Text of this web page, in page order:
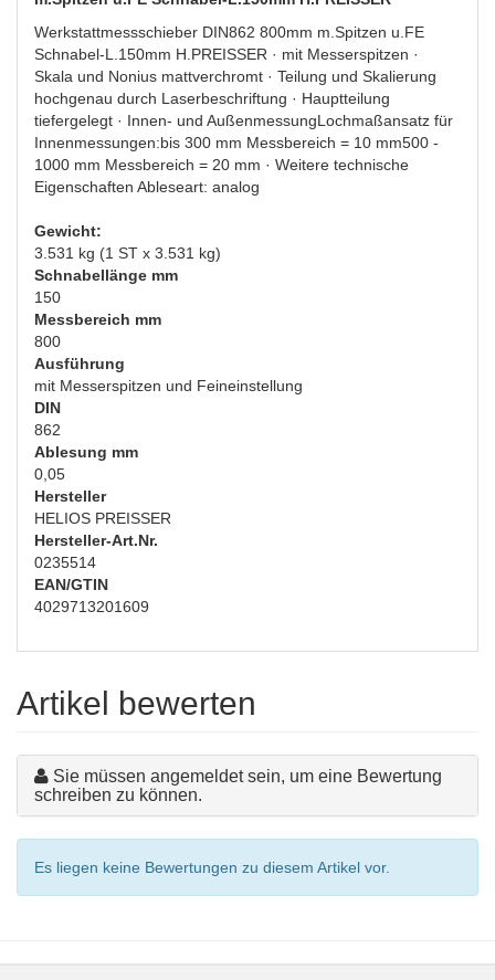
Werkstattmessschieber DIN862 800mm m.Spitzen u.FE
Schnabel-L.150mm H.PREISSER · mit Messerspitzen ·
Skala und Nonius mattverchromt · Teilung und Skalierung
hochgenau durch Laserbeschriftung · Hauptteilung
tiefergelegt · Innen- und AußenmessungLochmaßansatz für
Innenmessungen:bis 300 mm Messbereich = 10 mm500 -
1000 mm Messbereich = 20 mm · Weitere technische
Eigenschaften Ableseart: analog
Gewicht:
3.531 kg (1 ST x 3.531 kg)
Schnabellänge mm
150
Messbereich mm
800
Ausführung
mit Messerspitzen und Feineinstellung
DIN
862
Ablesung mm
0,05
Hersteller
HELIOS PREISSER
Hersteller-Art.Nr.
0235514
EAN/GTIN
4029713201609
Artikel bewerten
Sie müssen angemeldet sein, um eine Bewertung
schreiben zu können.
Es liegen keine Bewertungen zu diesem Artikel vor.